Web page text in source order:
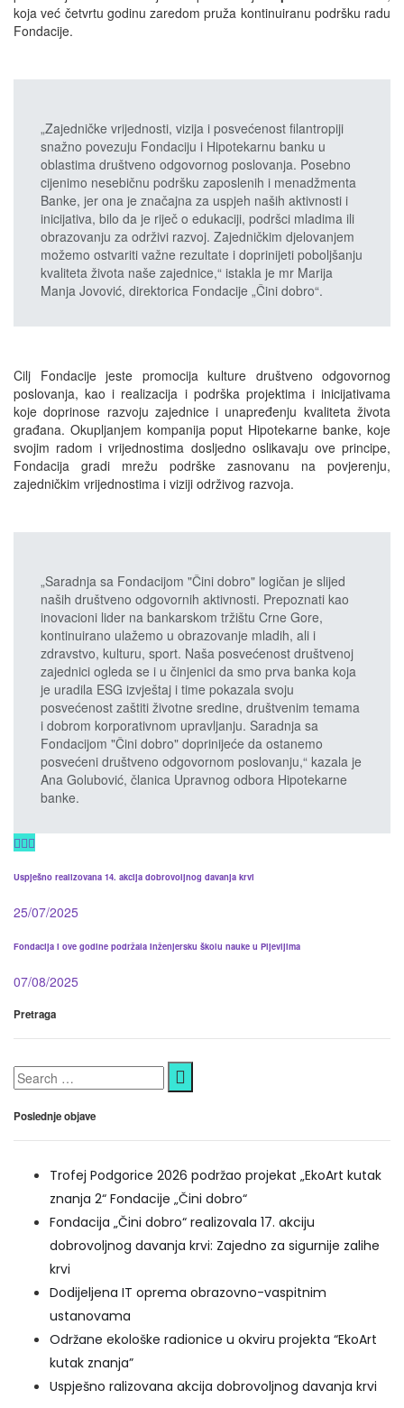
koja već četvrtu godinu zaredom pruža kontinuiranu podršku radu
Fondacije.
„Zajedničke vrijednosti, vizija i posvećenost filantropiji
snažno povezuju Fondaciju i Hipotekarnu banku u
oblastima društveno odgovornog poslovanja. Posebno
cijenimo nesebičnu podršku zaposlenih i menadžmenta
Banke, jer ona je značajna za uspjeh naših aktivnosti i
inicijativa, bilo da je riječ o edukaciji, podršci mladima ili
obrazovanju za održivi razvoj. Zajedničkim djelovanjem
možemo ostvariti važne rezultate i doprinijeti poboljšanju
kvaliteta života naše zajednice,“ istakla je mr Marija
Manja Jovović, direktorica Fondacije „Čini dobro“.
Cilj Fondacije jeste promocija kulture društveno odgovornog
poslovanja, kao i realizacija i podrška projektima i inicijativama
koje doprinose razvoju zajednice i unapređenju kvaliteta života
građana. Okupljanjem kompanija poput Hipotekarne banke, koje
svojim radom i vrijednostima dosljedno oslikavaju ove principe,
Fondacija gradi mrežu podrške zasnovanu na povjerenju,
zajedničkim vrijednostima i viziji održivog razvoja.
„Saradnja sa Fondacijom "Čini dobro" logičan je slijed
naših društveno odgovornih aktivnosti. Prepoznati kao
inovacioni lider na bankarskom tržištu Crne Gore,
kontinuirano ulažemo u obrazovanje mladih, ali i
zdravstvo, kulturu, sport. Naša posvećenost društvenoj
zajednici ogleda se i u činjenici da smo prva banka koja
je uradila ESG izvještaj i time pokazala svoju
posvećenost zaštiti životne sredine, društvenim temama
i dobrom korporativnom upravljanju. Saradnja sa
Fondacijom "Čini dobro" doprinijeće da ostanemo
posvećeni društveno odgovornom poslovanju,“ kazala je
Ana Golubović, članica Upravnog odbora Hipotekarne
banke.
Uspješno realizovana 14. akcija dobrovoljnog davanja krvi
25/07/2025
Fondacija i ove godine podržala Inženjersku školu nauke u Pljevljima
07/08/2025
Pretraga
Search
for:
Poslednje objave
Trofej Podgorice 2026 podržao projekat „EkoArt kutak
znanja 2“ Fondacije „Čini dobro“
Fondacija „Čini dobro“ realizovala 17. akciju
dobrovoljnog davanja krvi: Zajedno za sigurnije zalihe
krvi
Dodijeljena IT oprema obrazovno-vaspitnim
ustanovama
Održane ekološke radionice u okviru projekta “EkoArt
kutak znanja”
Uspješno ralizovana akcija dobrovoljnog davanja krvi